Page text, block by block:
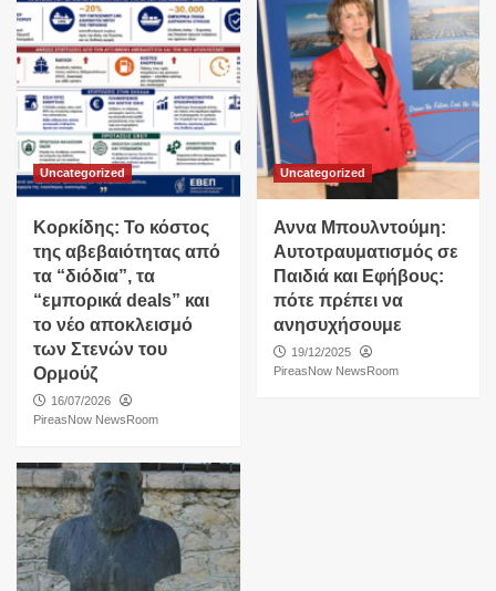
Uncategorized
Κορκίδης: Το κόστος
της αβεβαιότητας από
τα “διόδια”, τα
“εμπορικά deals” και
το νέο αποκλεισμό
των Στενών του
Ορμούζ
16/07/2026
PireasNow NewsRoom
Uncategorized
Αννα Μπουλντούμη:
Αυτοτραυματισμός σε
Παιδιά και Εφήβους:
πότε πρέπει να
ανησυχήσουμε
19/12/2025
PireasNow NewsRoom